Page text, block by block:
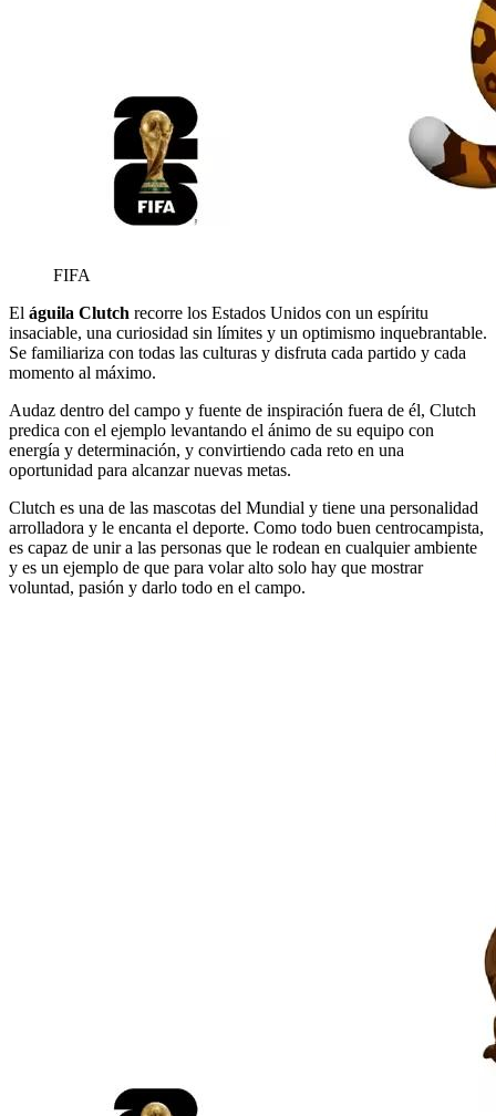
FIFA
El águila Clutch recorre los Estados Unidos con un espíritu
insaciable, una curiosidad sin límites y un optimismo inquebrantable.
Se familiariza con todas las culturas y disfruta cada partido y cada
momento al máximo.
Audaz dentro del campo y fuente de inspiración fuera de él, Clutch
predica con el ejemplo levantando el ánimo de su equipo con
energía y determinación, y convirtiendo cada reto en una
oportunidad para alcanzar nuevas metas.
Clutch es una de las mascotas del Mundial y tiene una personalidad
arrolladora y le encanta el deporte. Como todo buen centrocampista,
es capaz de unir a las personas que le rodean en cualquier ambiente
y es un ejemplo de que para volar alto solo hay que mostrar
voluntad, pasión y darlo todo en el campo.